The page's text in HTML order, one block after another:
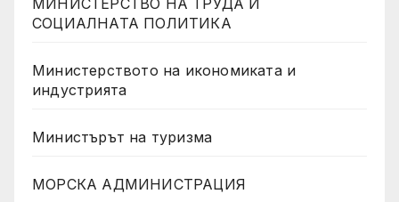
МИНИСТЕРСТВО НА ТРУДА И
СОЦИАЛНАТА ПОЛИТИКА
Министерството на икономиката и
индустрията
Министърът на туризма
МОРСКА АДМИНИСТРАЦИЯ